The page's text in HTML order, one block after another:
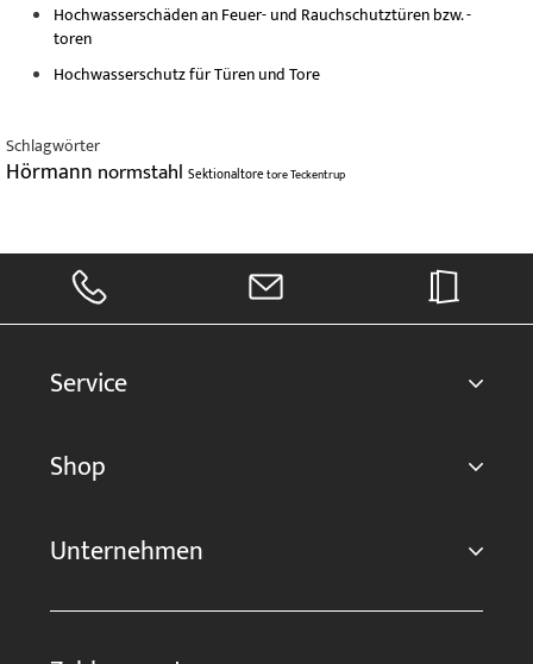
Hochwasserschäden an Feuer- und Rauchschutztüren bzw. -
toren
Hochwasserschutz für Türen und Tore
Schlagwörter
Hörmann normstahl SektionaltoretoreTeckentrup
Service
Shop
Unternehmen